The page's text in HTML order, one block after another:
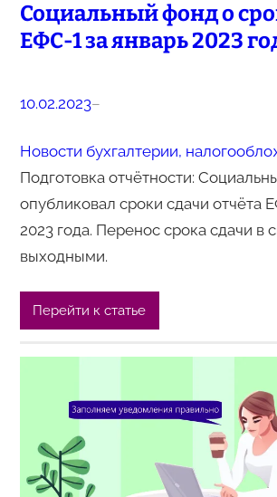
Социальный фонд о
ЕФС-1 за январь 2023
10.02.2023–
Новости бухгалтерии,
Подготовка отчётности:
опубликовал сроки сдачи отчёта
2023 года. Перенос срока сдачи в
выходными.
Перейти к статье